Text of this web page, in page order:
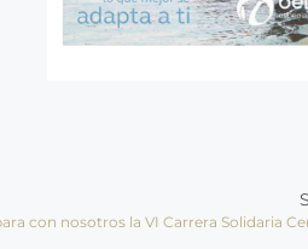
con nosotros la VI Carrera Solidaria